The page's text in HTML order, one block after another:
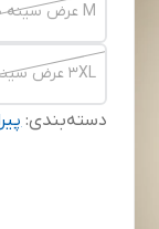
M عرض سینه 50 سانتی متر
۳XL عرض سینه ۵۹ سانتی متر
دسته‌بندی: